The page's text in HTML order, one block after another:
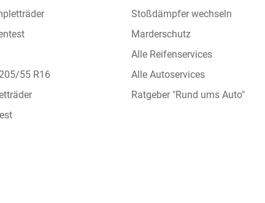
55 R16
Stoßdämpfer wechseln
Marderschutz
Alle Reifenservices
Alle Autoservices
Ratgeber "Rund ums Auto"